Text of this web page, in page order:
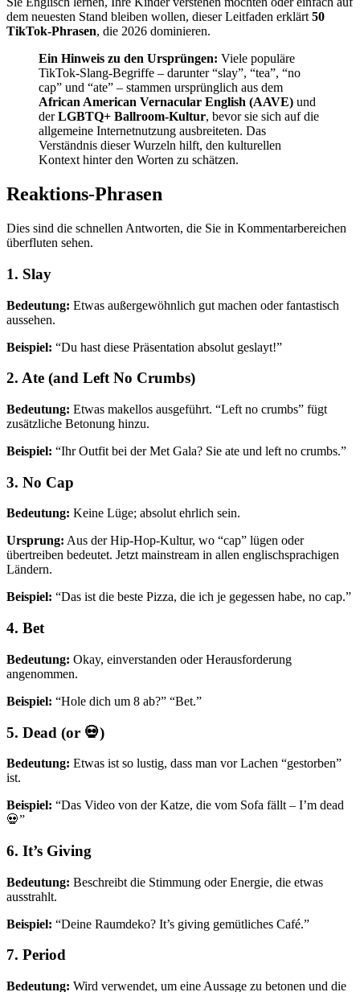
dem neuesten Stand bleiben wollen, dieser Leitfaden erklärt 50
TikTok-Phrasen, die 2026 dominieren.
Ein Hinweis zu den Ursprüngen: Viele populäre
TikTok-Slang-Begriffe – darunter “slay”, “tea”, “no
cap” und “ate” – stammen ursprünglich aus dem
African American Vernacular English (AAVE) und
derLGBTQ+ Ballroom-Kultur, bevor sie sich auf die
allgemeine Internetnutzung ausbreiteten. Das
Verständnis dieser Wurzeln hilft, den kulturellen
Kontext hinter den Worten zu schätzen.
Reaktions-Phrasen
Dies sind die schnellen Antworten, die Sie in Kommentarbereichen
überfluten sehen.
1. Slay
Bedeutung: Etwas außergewöhnlich gut machen oder fantastisch
aussehen.
Beispiel: “Du hast diese Präsentation absolut geslayt!”
2. Ate (and Left No Crumbs)
Bedeutung: Etwas makellos ausgeführt. “Left no crumbs” fügt
zusätzliche Betonung hinzu.
Beispiel: “Ihr Outfit bei der Met Gala? Sie ate und left no crumbs.”
3. No Cap
Bedeutung: Keine Lüge; absolut ehrlich sein.
Ursprung: Aus der Hip-Hop-Kultur, wo “cap” lügen oder
übertreiben bedeutet. Jetzt mainstream in allen englischsprachigen
Ländern.
Beispiel: “Das ist die beste Pizza, die ich je gegessen habe, no cap.”
4. Bet
Bedeutung: Okay, einverstanden oder Herausforderung
angenommen.
Beispiel: “Hole dich um 8 ab?” “Bet.”
5. Dead (or 💀)
Bedeutung: Etwas ist so lustig, dass man vor Lachen “gestorben”
ist.
Beispiel: “Das Video von der Katze, die vom Sofa fällt – I’m dead
💀”
6. It’s Giving
Bedeutung: Beschreibt die Stimmung oder Energie, die etwas
ausstrahlt.
Beispiel: “Deine Raumdeko? It’s giving gemütliches Café.”
7. Period
Bedeutung: Wird verwendet, um eine Aussage zu betonen und die